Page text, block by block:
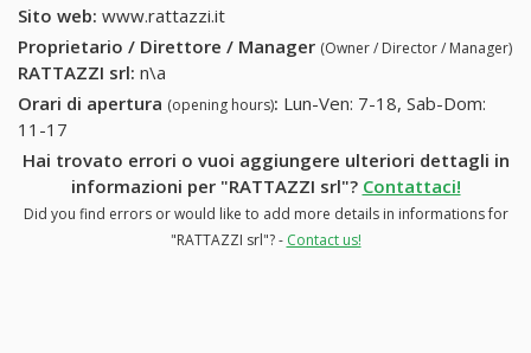
Sito web: www.rattazzi.it
Proprietario / Direttore / Manager (Owner / Director / Manager)
RATTAZZI srl: n\a
Orari di apertura (opening hours): Lun-Ven: 7-18, Sab-Dom:
11-17
Hai trovato errori o vuoi aggiungere ulteriori dettagli in
informazioni per "RATTAZZI srl"? Contattaci!
Did you find errors or would like to add more details in informations for
"RATTAZZI srl"? - Contact us!